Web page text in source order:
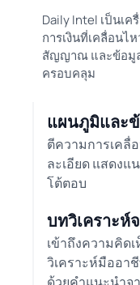
Daily Intel เป็นเ
การเงินที่เคลื่อนไ
สัญญาณ และข้อมู
ครอบคลุม
แผนภูมิและ
ตีความการเคลื่
ละเอียด แสดง
โต้ตอบ
บทวิเคราะห์
เข้าถึงความคิด
วิเคราะห์มืออา